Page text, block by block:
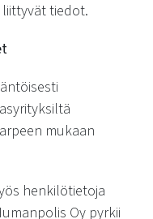
tiedot.
mukaan
henkilötietoja
Oy pyrkii